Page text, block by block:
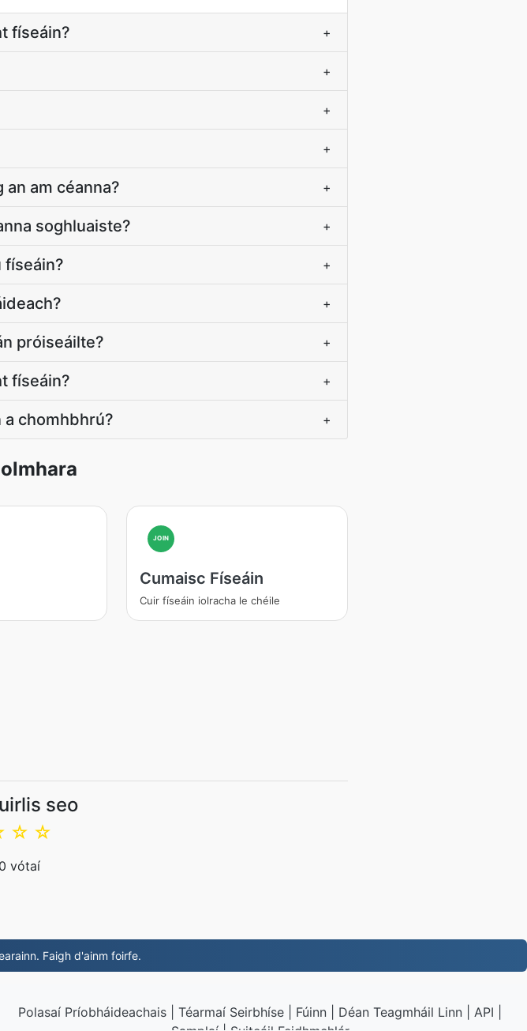
físeáin? +
+
+
+
am céanna? +
soghluaiste? +
físeáin? +
+
próiseáilte? +
físeáin? +
a chomhbhrú? +
JOIN
Cumaisc Físeáin
Cuir físeáin iolracha le chéile
seo
☆
☆
0 vótaí
Faigh d'ainm foirfe.
Polasaí Príobháideachais Téarmaí Seirbhíse Fúinn Déan Teagmháil Linn API